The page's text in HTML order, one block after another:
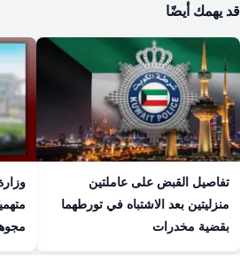
قد يهمك أيضًا
تفاصيل القبض على عاملتين
منزليتين بعد الاشتباه في تورطهما
بقضية مخدرات